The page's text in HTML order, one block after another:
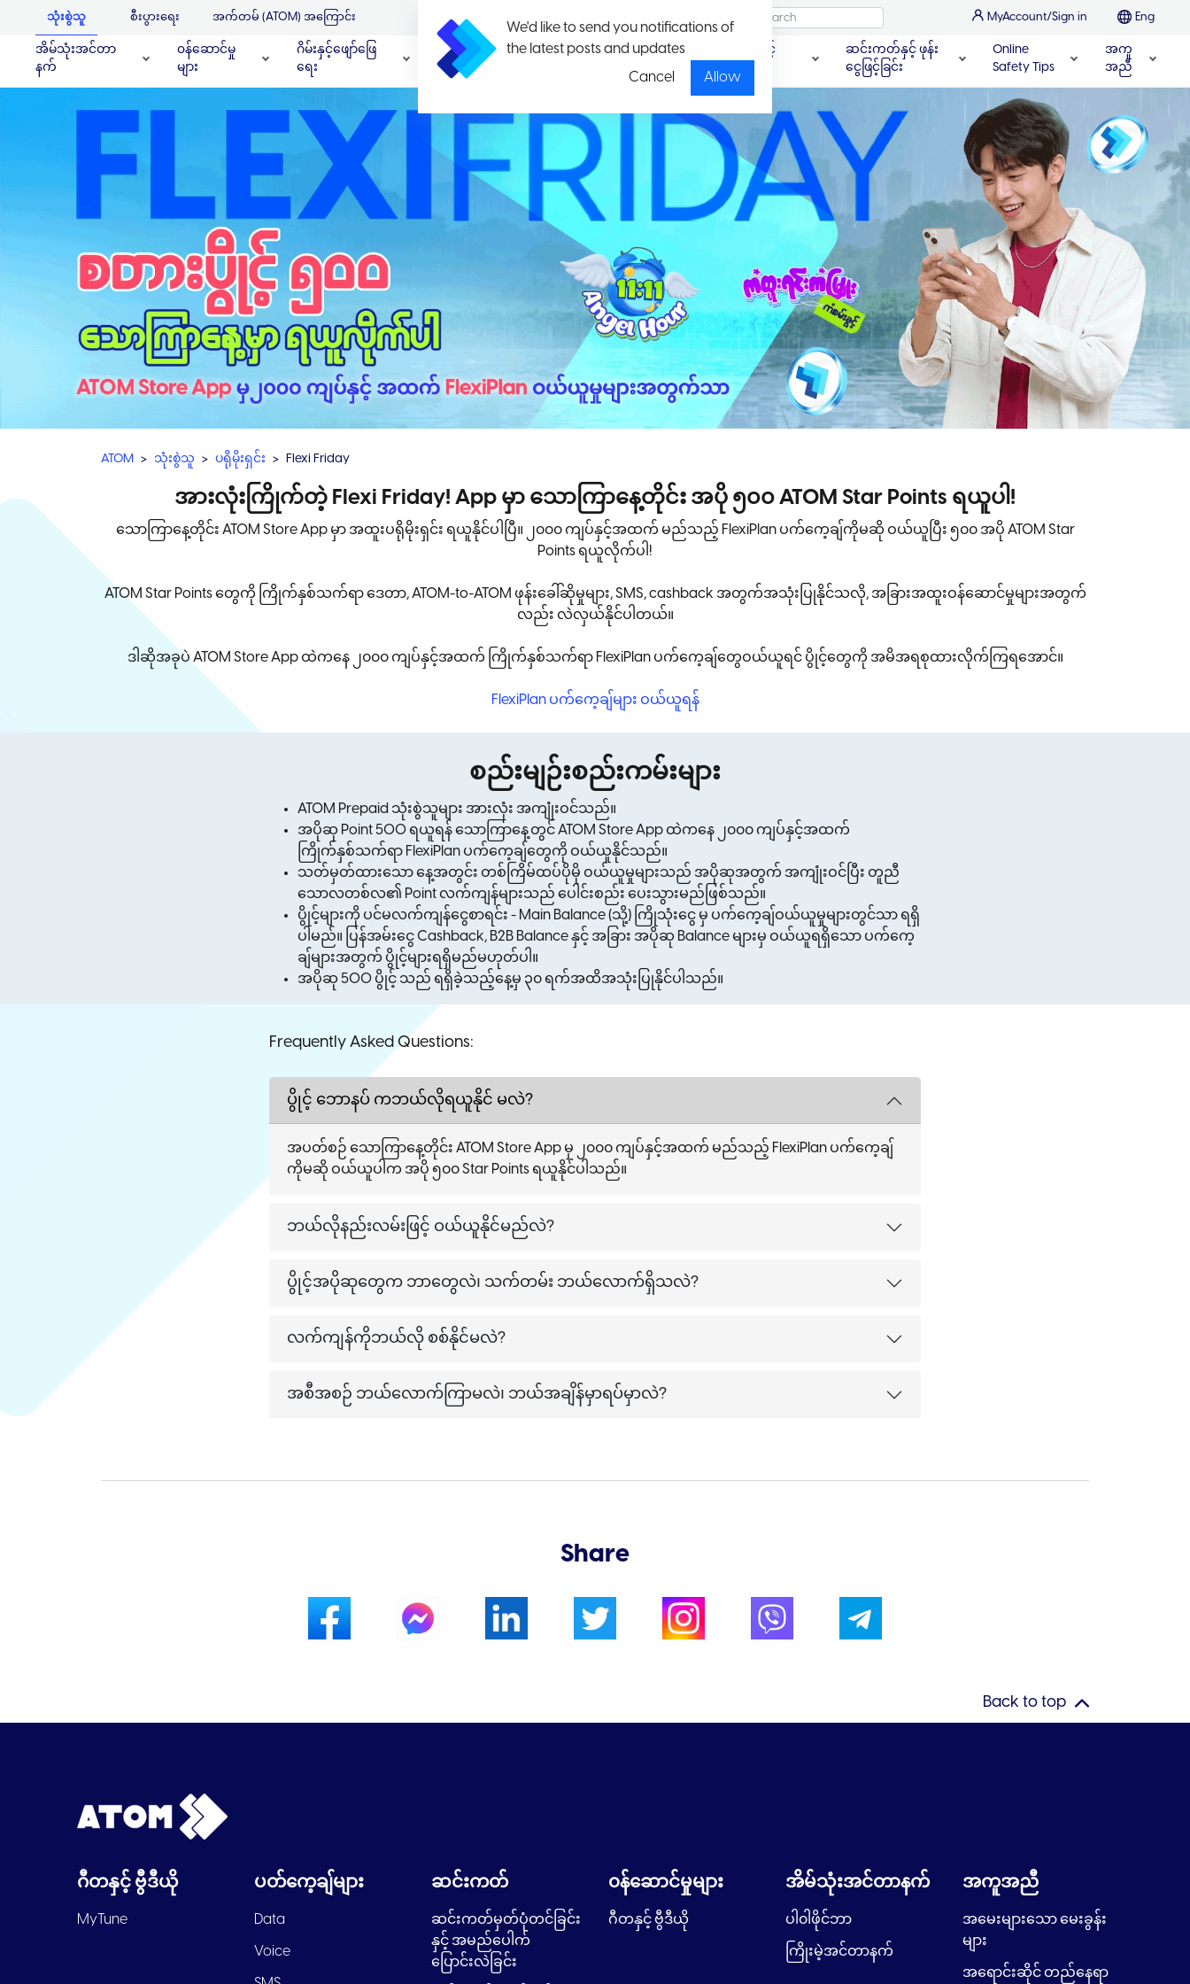
We'd like to send you notifications of
the latest posts and updates
Cancel
Allow
သုံးစွဲသူ စီးပွားရေး အက်တမ် (ATOM) အကြောင်း MyAccount/Sign in Eng
အိမ်သုံးအင်တာ
နက်
၀န်ဆောင်မှု
များ
ဂိမ်းနှင့်ဖျော်ဖြေ
ရေး
ပရိုမိုး
ရှင်း
ပတ်ကေ့ချ်နှင့်
နှုန်းထားများ
ဆင်းကတ်နှင့် ဖုန်း
ငွေဖြင့်ခြင်း
Online
Safety Tips
အကူ
အညီ
ATOM သုံးစွဲသူ ပရိုမိုးရှင်း Flexi Friday
အားလုံးကြိုက်တဲ့ Flexi Friday! App မှာ သောကြာနေ့တိုင်း အပို ၅၀၀ ATOM Star Points ရယူပါ!
သောကြာနေ့တိုင်း ATOM Store App မှာ အထူးပရိုမိုးရှင်း ရယူနိုင်ပါပြီ။ ၂၀၀၀ ကျပ်နှင့်အထက် မည်သည့် FlexiPlan ပက်ကေ့ချ်ကိုမဆို ဝယ်ယူပြီး ၅၀၀ အပို ATOM Star
Points ရယူလိုက်ပါ!
ATOM Star Points တွေကို ကြိုက်နှစ်သက်ရာ ဒေတာ, ATOM-to-ATOM ဖုန်းခေါ်ဆိုမှုများ, SMS, cashback အတွက်အသုံးပြုနိုင်သလို, အခြားအထူးဝန်ဆောင်မှုများအတွက်
လည်း လဲလှယ်နိုင်ပါတယ်။
ဒါဆိုအခုပဲ ATOM Store App ထဲကနေ ၂၀၀၀ ကျပ်နှင့်အထက် ကြိုက်နှစ်သက်ရာ FlexiPlan ပက်ကေ့ချ်တွေဝယ်ယူရင် ပွိုင့်တွေကို အမိအရစုထားလိုက်ကြရအောင်။
FlexiPlan ပက်ကေ့ချ်များ ဝယ်ယူရန်
စည်းမျဉ်းစည်းကမ်းများ
ATOM Prepaid သုံးစွဲသူများ အားလုံး အကျုံးဝင်သည်။
အပိုဆု Point 500 ရယူရန် သောကြာနေ့တွင် ATOM Store App ထဲကနေ ၂၀၀၀ ကျပ်နှင့်အထက်
ကြိုက်နှစ်သက်ရာ FlexiPlan ပက်ကေ့ချ်တွေကို ဝယ်ယူနိုင်သည်။
သတ်မှတ်ထားသော နေ့အတွင်း တစ်ကြိမ်ထပ်ပိုမို ဝယ်ယူမှုများသည် အပိုဆုအတွက် အကျုံးဝင်ပြီး တူညီ
သောလတစ်လ၏ Point လက်ကျန်များသည် ပေါင်းစည်း ပေးသွားမည်ဖြစ်သည်။
ပွိုင့်များကို ပင်မလက်ကျန်ငွေစာရင်း - Main Balance (သို့) ကြိုသုံးငွေ မှ ပက်ကေ့ချ်ဝယ်ယူမှုများတွင်သာ ရရှိ
ပါမည်။ ပြန်အမ်းငွေ Cashback, B2B Balance နှင့် အခြား အပိုဆု Balance များမှ ဝယ်ယူရရှိသော ပက်ကေ့
ချ်များအတွက် ပွိုင့်များရရှိမည်မဟုတ်ပါ။
အပိုဆု 500 ပွိုင့် သည် ရရှိခဲ့သည့်နေ့မှ ၃၀ ရက်အထိအသုံးပြုနိုင်ပါသည်။
Frequently Asked Questions:
ပွိုင့် ဘောနပ် ကဘယ်လိုရယူနိုင် မလဲ?
အပတ်စဉ် သောကြာနေ့တိုင်း ATOM Store App မှ ၂၀၀၀ ကျပ်နှင့်အထက် မည်သည့် FlexiPlan ပက်ကေ့ချ်
ကိုမဆို ဝယ်ယူပါက အပို ၅၀၀ Star Points ရယူနိုင်ပါသည်။
ဘယ်လိုနည်းလမ်းဖြင့် ဝယ်ယူနိုင်မည်လဲ?
ပွိုင့်အပိုဆုတွေက ဘာတွေလဲ၊ သက်တမ်း ဘယ်လောက်ရှိသလဲ?
လက်ကျန်ကိုဘယ်လို စစ်နိုင်မလဲ?
အစီအစဉ် ဘယ်လောက်ကြာမလဲ၊ ဘယ်အချိန်မှာရပ်မှာလဲ?
Share
Back to top
ဂီတနှင့် ဗွီဒီယို
MyTune
ပတ်ကေ့ချ်များ
Data
Voice
ဆင်းကတ်
ဆင်းကတ်မှတ်ပုံတင်ခြင်း
နှင့် အမည်ပေါက်
ပြောင်းလဲခြင်း
၀န်ဆောင်မှုများ
ဂီတနှင့် ဗွီဒီယို
အိမ်သုံးအင်တာနက်
ပါ၀ါဖိုင်ဘာ
ကြိုးမဲ့အင်တာနက်
အကူအညီ
အမေးများသော မေးခွန်း
များ
အရောင်းဆိုင် တည်နေရာ